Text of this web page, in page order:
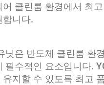
어 클린룸 환경에서 최
합니다.
닛은 반도체 클린룸 환
필수적인 요소입니다.
유지할 수 있도록 최고